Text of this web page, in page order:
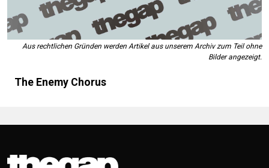
Aus rechtlichen Gründen werden Artikel aus unserem Archiv zum Teil ohne
Bilder angezeigt.
The Enemy Chorus